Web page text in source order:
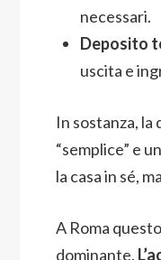
necessari.
Deposito
uscita e
In sostanza,
“semplice” e
la casa in sé,
A Roma
dominante.